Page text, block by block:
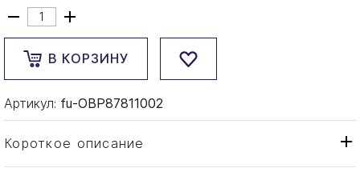
В КОРЗИНУ
Артикул: fu-OBP87811002
Короткое описание